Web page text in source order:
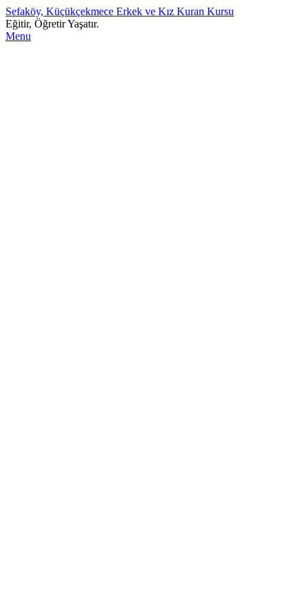
Sefaköy, Küçükçekmece Erkek ve Kız Kuran Kursu
Eğitir, Öğretir Yaşatır.
Menu